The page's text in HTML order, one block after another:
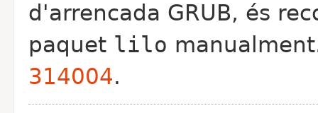
d'arrencada GRUB, és
paquet lilo
314004.